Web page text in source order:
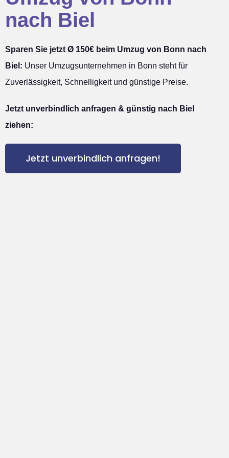
nach Biel
Sparen Sie jetzt Ø 150€ beim Umzug von Bonn nach
Biel: Unser Umzugsunternehmen in Bonn steht für
Zuverlässigkeit, Schnelligkeit und günstige Preise.
Jetzt unverbindlich anfragen & günstig nach Biel
ziehen:
Jetzt unverbindlich anfragen!